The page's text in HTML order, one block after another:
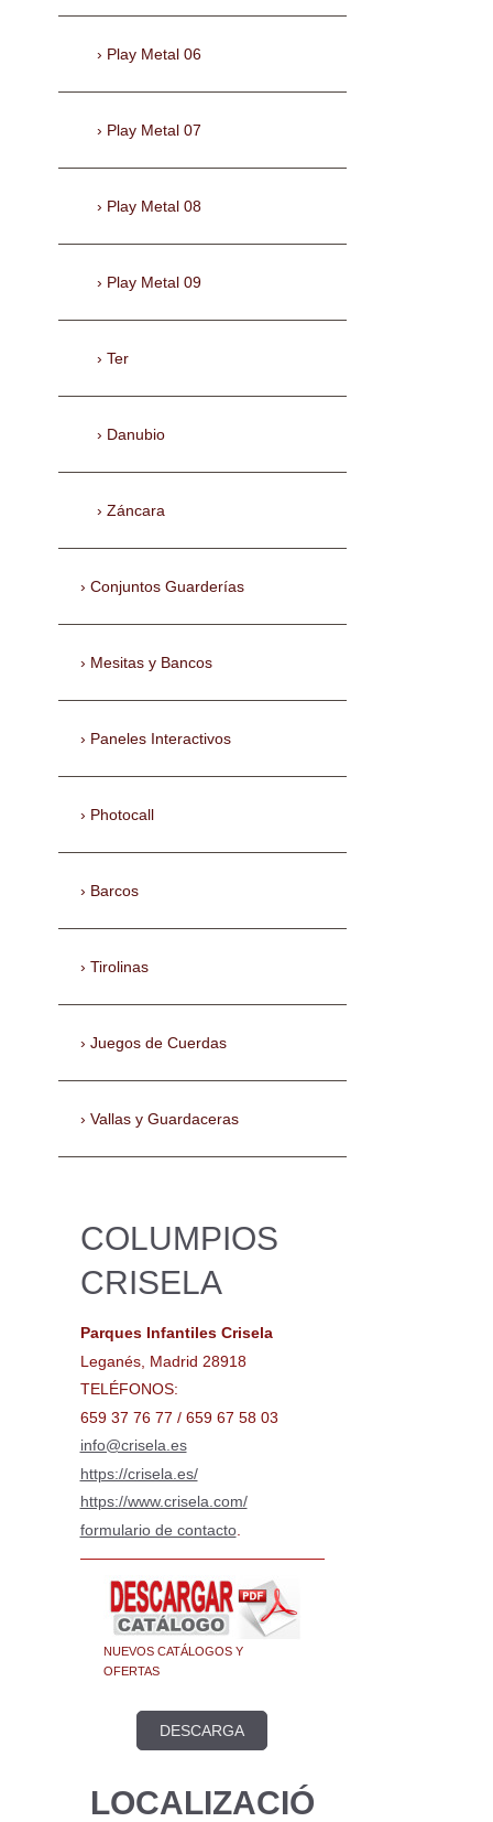
Play Metal 06
Play Metal 07
Play Metal 08
Play Metal 09
Ter
Danubio
Záncara
Conjuntos Guarderías
Mesitas y Bancos
Paneles Interactivos
Photocall
Barcos
Tirolinas
Juegos de Cuerdas
Vallas y Guardaceras
COLUMPIOS
CRISELA
Parques Infantiles Crisela
Leganés, Madrid 28918
TELÉFONOS:
659 37 76 77 / 659 67 58 03
info@crisela.es
https://crisela.es/
https://www.crisela.com/
formulario de contacto.
NUEVOS CATÁLOGOS Y
OFERTAS
DESCARGA
LOCALIZACIÓ